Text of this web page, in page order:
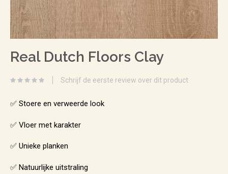
naar
van
gallerij
Real Dutch Floors Clay
Schrijf de eerste review over dit product
✅ Stoere en verweerde look
✅ Vloer met karakter
✅ Unieke planken
✅ Natuurlijke uitstraling